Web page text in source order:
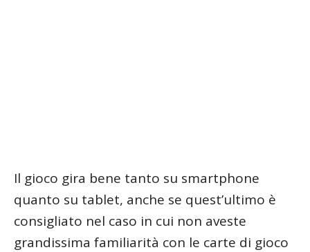
Il gioco gira bene tanto su smartphone
quanto su tablet, anche se quest’ultimo è
consigliato nel caso in cui non aveste
grandissima familiarità con le carte di gioco